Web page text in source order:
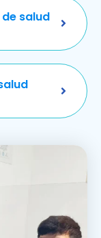
salud